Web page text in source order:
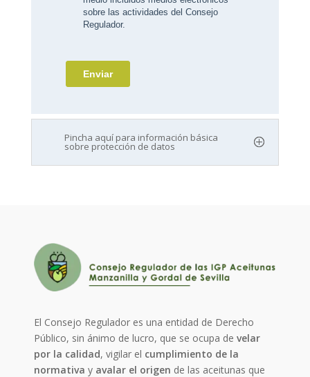
Pincha aquí para información básica
sobre protección de datos
El Consejo Regulador es una entidad de Derecho
Público, sin ánimo de lucro, que se ocupa develar
por la calidad, vigilar el cumplimiento de la
normativa y avalar el origen de las aceitunas que